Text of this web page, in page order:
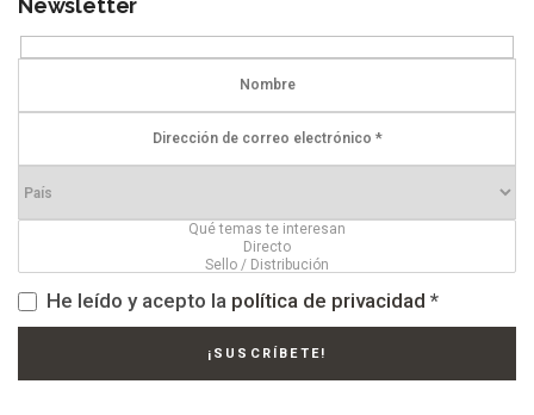
Newsletter
He leído y acepto la política de privacidad *